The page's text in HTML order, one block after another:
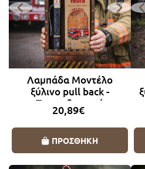
Λαμπάδα Μοντέλο
ξύλινο pull back -
Πυροσβεστική
20,89€
ΠΡΟΣΘΗΚΗ